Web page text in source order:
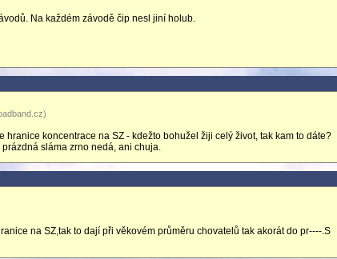
Na každém závodě čip nesl jiní holub.
koncentrace na SZ - kdežto bohužel žiji celý život, tak kam to dáte?
sláma zrno nedá, ani chuja.
na SZ,tak to dají při věkovém průměru chovatelů tak akorát do pr----.S